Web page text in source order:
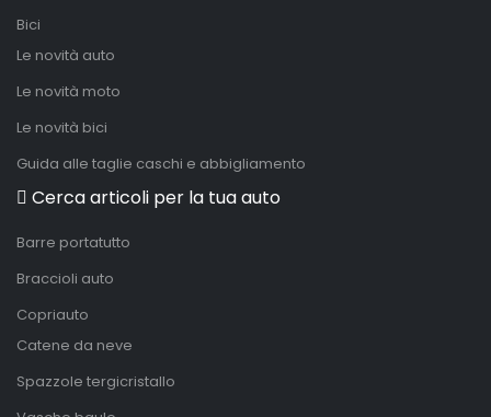
Bici
Le novità auto
Le novità moto
Le novità bici
Guida alle taglie caschi e abbigliamento
Cerca articoli per la tua auto
Barre portatutto
Braccioli auto
Copriauto
Catene da neve
Spazzole tergicristallo